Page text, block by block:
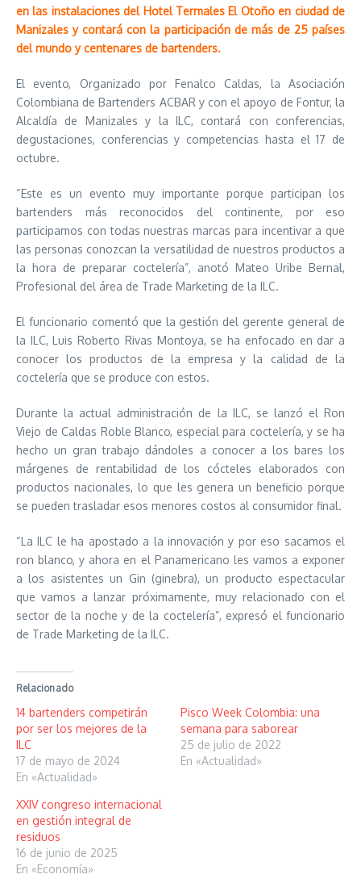
en las instalaciones del Hotel Termales El Otoño en ciudad de
Manizales y contará con la participación de más de 25 países
del mundo y centenares de bartenders.
El evento, Organizado por Fenalco Caldas, la Asociación
Colombiana de Bartenders ACBAR y con el apoyo de Fontur, la
Alcaldía de Manizales y la ILC, contará con conferencias,
degustaciones, conferencias y competencias hasta el 17 de
octubre.
“Este es un evento muy importante porque participan los
bartenders más reconocidos del continente, por eso
participamos con todas nuestras marcas para incentivar a que
las personas conozcan la versatilidad de nuestros productos a
la hora de preparar coctelería”, anotó Mateo Uribe Bernal,
Profesional del área de Trade Marketing de la ILC.
El funcionario comentó que la gestión del gerente general de
la ILC, Luis Roberto Rivas Montoya, se ha enfocado en dar a
conocer los productos de la empresa y la calidad de la
coctelería que se produce con estos.
Durante la actual administración de la ILC, se lanzó el Ron
Viejo de Caldas Roble Blanco, especial para coctelería, y se ha
hecho un gran trabajo dándoles a conocer a los bares los
márgenes de rentabilidad de los cócteles elaborados con
productos nacionales, lo que les genera un beneficio porque
se pueden trasladar esos menores costos al consumidor final.
“La ILC le ha apostado a la innovación y por eso sacamos el
ron blanco, y ahora en el Panamericano les vamos a exponer
a los asistentes un Gin (ginebra), un producto espectacular
que vamos a lanzar próximamente, muy relacionado con el
sector de la noche y de la coctelería”, expresó el funcionario
de Trade Marketing de la ILC.
Relacionado
14 bartenders competirán
por ser los mejores de la
ILC
17 de mayo de 2024
En «Actualidad»
Pisco Week Colombia: una
semana para saborear
25 de julio de 2022
En «Actualidad»
XXIV congreso internacional
en gestión integral de
residuos
16 de junio de 2025
En «Economía»